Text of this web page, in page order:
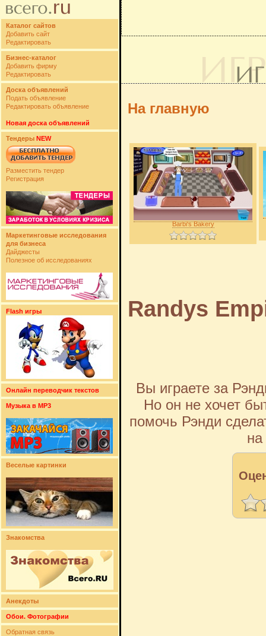
Каталог сайтов
Добавить сайт
Редактировать
Бизнес-каталог
Добавить фирму
Редактировать
Доска объявлений
Подать объявление
Редактировать объявление
Новая доска объявлений
Тендеры NEW
Разместить тендер
Регистрация
Маркетинговые исследования
для бизнеса
Дайджесты
Полезное об исследованиях
Flash игры
Онлайн переводчик текстов
Музыка в MP3
Веселые картинки
Знакомства
Анекдоты
Обои. Фотографии
Обратная связь
На главную
Barbi's Bakery
Randys
Вы играете за
Но он не хочет
помочь Рэнди